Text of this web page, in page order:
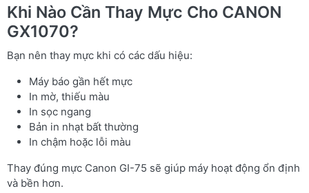
Khi Nào Cần Thay Mực Cho CANON
GX1070?
Bạn nên thay mực khi có các dấu hiệu:
Máy báo gần hết mực
In mờ, thiếu màu
In sọc ngang
Bản in nhạt bất thường
In chậm hoặc lỗi màu
Thay đúng mực Canon GI-75 sẽ giúp máy hoạt động ổn định
và bền hơn.